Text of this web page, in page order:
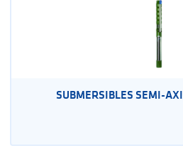
SUBMERSIBLES SEMI-